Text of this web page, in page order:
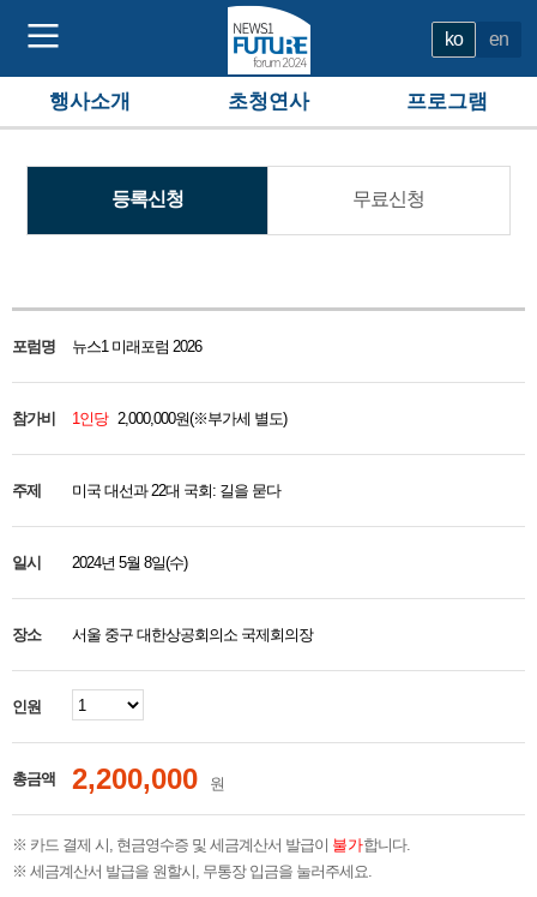
ko en
행사소개 초청연사 프로그램
등록신청 무료신청
포럼명 뉴스1 미래포럼 2026
참가비 1인당 2,000,000원(※부가세 별도)
주제 미국 대선과 22대 국회: 길을 묻다
일시 2024년 5월 8일(수)
장소 서울 중구 대한상공회의소 국제회의장
인원
참가
총금액 2,200,000 원
※ 카드 결제 시, 현금영수증 및 세금계산서 발급이 불가합니다.
※ 세금계산서 발급을 원할시, 무통장 입금을 눌러주세요.